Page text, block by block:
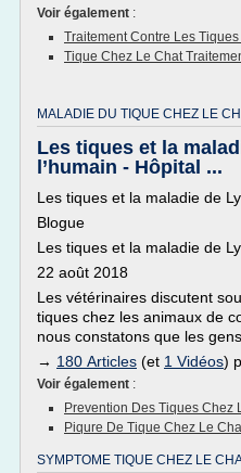
Voir également :
Traitement Contre Les
Tique Chez Le Chat
MALADIE DU TIQUE CHEZ LE
Les tiques et la
l’humain - Hôpital ...
Les tiques et la maladie de
Blogue
Les tiques et la maladie de
22 août 2018
Les vétérinaires discutent
tiques chez les animaux de
nous constatons que les
→ 180 Articles (et 1 Vidéos)
Voir également :
Prevention Des Tiques Chez
Piqure De Tique Chez Le
SYMPTOME TIQUE CHEZ LE